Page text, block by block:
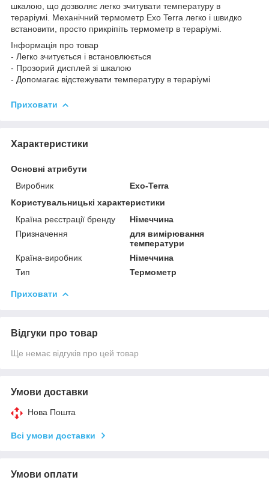
шкалою, що дозволяє легко зчитувати температуру в
тераріумі. Механічний термометр Exo Terra легко і швидко
встановити, просто прикріпіть термометр в тераріумі.
Інформація про товар
- Легко зчитується і встановлюється
- Прозорий дисплей зі шкалою
- Допомагає відстежувати температуру в тераріумі
Приховати
Характеристики
Основні атрибути
Виробник
Exo-Terra
Користувальницькі характеристики
Країна реєстрації бренду
Німеччина
Призначення
для вимірювання
температури
Країна-виробник
Німеччина
Тип
Термометр
Приховати
Відгуки про товар
Ще немає відгуків про цей товар
Умови доставки
Нова Пошта
Всі умови доставки
Умови оплати